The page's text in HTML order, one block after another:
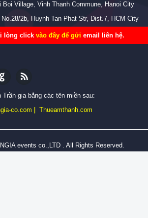
Boi Village, Vinh Thanh Commune, Hanoi City
No.28/2b, Huynh Tan Phat Str, Dist.7, HCM City
lòng click vào đây để gửi email liên hệ.
gia bằng các tên miền sau:
co.com Thueamthanh.com
events co.,LTD . All Rights Reserved.